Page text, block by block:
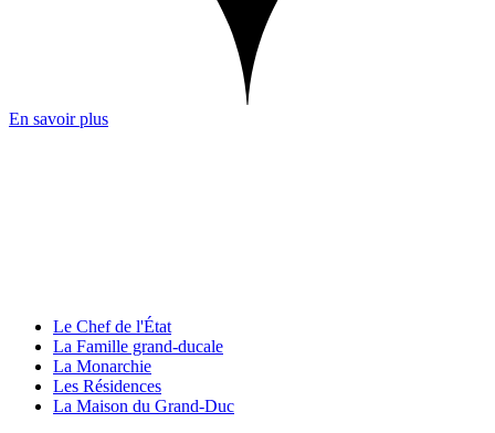
En savoir plus
Le Chef de l'État
La Famille grand-ducale
La Monarchie
Les Résidences
La Maison du Grand-Duc